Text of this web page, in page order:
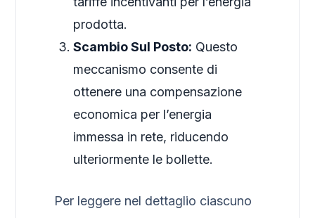
prodotta.
Scambio Sul Posto: Questo
meccanismo consente di
ottenere una compensazione
economica per l’energia
immessa in rete, riducendo
ulteriormente le bollette.
Per leggere nel dettaglio ciascuno